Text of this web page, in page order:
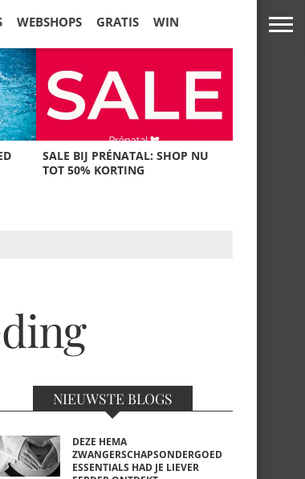
WEBSHOPS GRATIS WIN
SALE BIJ PRÉNATAL: SHOP NU
TOT 50% KORTING
NIEUWSTE BLOGS
DEZE HEMA
ZWANGERSCHAPSONDERGOED
ESSENTIALS HAD JE LIEVER